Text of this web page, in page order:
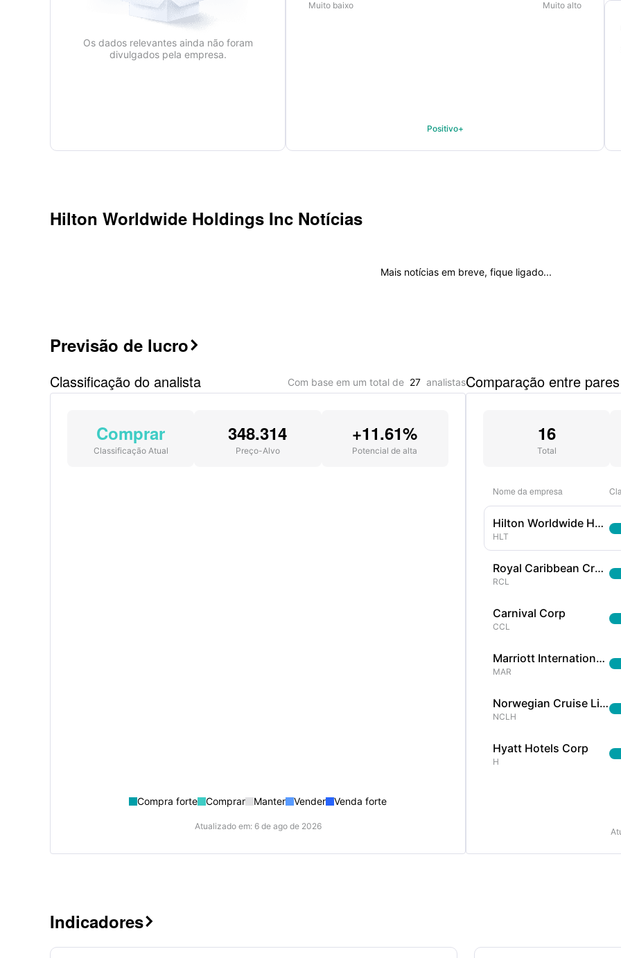
Os dados relevantes ainda não foram
divulgados pela empresa.
Muito baixo Muito alto
Positivo+
Hilton Worldwide Holdings Inc Notícias
Mais notícias em breve, fique ligado...
Previsão de lucro 
Classificação do analista Com base em um total de 27 analistas
Comprar
Classificação Atual
348.314
Preço-Alvo
+11.61%
Potencial de alta
Compra forte Comprar Manter Vender Venda forte
Atualizado em: 6 de ago de 2026
Comparação entre pares
16
Total
Nome da empresa
Hilton Worldwide Holdings Inc
HLT
Royal Caribbean Cruises Ltd
RCL
Carnival Corp
CCL
Marriott International Inc
MAR
Norwegian Cruise Line Holdings Ltd
NCLH
Hyatt Hotels Corp
H
Indicadores